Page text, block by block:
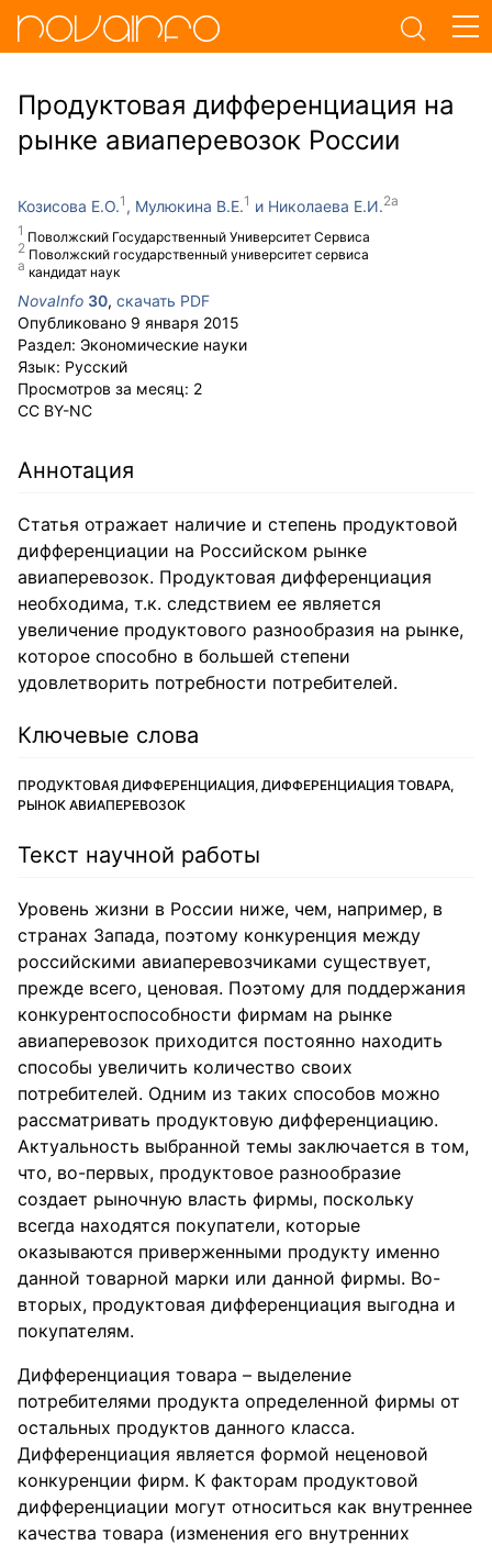
Продуктовая дифференциация на
рынке авиаперевозок России
Козисова Е.О.
Поволжский Государственный Университет Сервиса
Мулюкина В.Е. Николаева Е.И.
Поволжский государственный университет сервиса
кандидат наук
NovaInfo 30, скачать PDF
Опубликовано 9 января 2015
Раздел: Экономические науки
Язык: Русский
Просмотров за месяц: 2
CC BY-NC
Аннотация
Статья отражает наличие и степень продуктовой
дифференциации на Российском рынке
авиаперевозок. Продуктовая дифференциация
необходима, т.к. следствием ее является
увеличение продуктового разнообразия на рынке,
которое способно в большей степени
удовлетворить потребности потребителей.
Ключевые слова
ПРОДУКТОВАЯ ДИФФЕРЕНЦИАЦИЯ, ДИФФЕРЕНЦИАЦИЯ ТОВАРА,
РЫНОК АВИАПЕРЕВОЗОК
Текст научной работы
Уровень жизни в России ниже, чем, например, в
странах Запада, поэтому конкуренция между
российскими авиаперевозчиками существует,
прежде всего, ценовая. Поэтому для поддержания
конкурентоспособности фирмам на рынке
авиаперевозок приходится постоянно находить
способы увеличить количество своих
потребителей. Одним из таких способов можно
рассматривать продуктовую дифференциацию.
Актуальность выбранной темы заключается в том,
что, во-первых, продуктовое разнообразие
создает рыночную власть фирмы, поскольку
всегда находятся покупатели, которые
оказываются приверженными продукту именно
данной товарной марки или данной фирмы. Во-
вторых, продуктовая дифференциация выгодна и
покупателям.
Дифференциация товара – выделение
потребителями продукта определенной фирмы от
остальных продуктов данного класса.
Дифференциация является формой неценовой
конкуренции фирм. К факторам продуктовой
дифференциации могут относиться как внутреннее
качества товара (изменения его внутренних